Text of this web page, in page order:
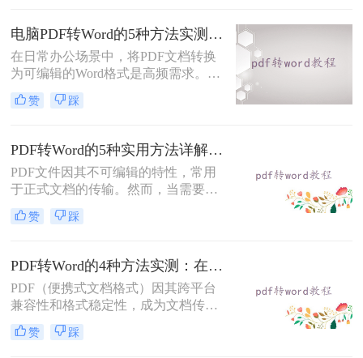
乱，影响使用体验。那么pdf转word怎
么保留原排版呢？本文将介绍两种方
法，帮助你在PDF转Word时尽可能保
留原排版。
电脑PDF转Word的5种方法实测指南：从在线工具到OCR识别与命令行自动化！
在日常办公场景中，将PDF文档转换
为可编辑的Word格式是高频需求。那
么电脑pdf怎么转换成word呢？本文综
合2025年最新技术动态，系统解析
赞 踩
PDF转Word的5种实用方法详解：含扫描件OCR处理与格式校对指南！
PDF文件因其不可编辑的特性，常用
于正式文档的传输。然而，当需要对
PDF内容进行修改时，将其转换为可
编辑的Word文档是必要的。那么pdf
常见且高效的方法，帮助您快速完成
转换。
赞 踩
PDF转Word的4种方法实测：在线工具、Word、Adobe与开源软件对比！！
PDF（便携式文档格式）因其跨平台
兼容性和格式稳定性，成为文档传输
的首选格式。然而，当我们需要编辑
文档内容时，将其转换为Word格式
赞 踩